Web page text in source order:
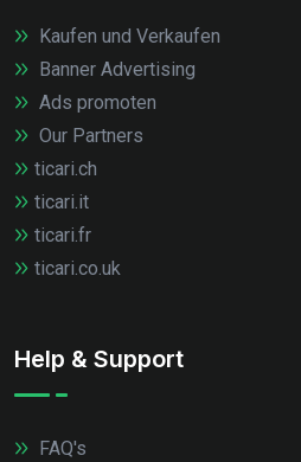
Kaufen und Verkaufen
Banner Advertising
Ads promoten
Our Partners
ticari.ch
ticari.it
ticari.fr
ticari.co.uk
Help & Support
FAQ's